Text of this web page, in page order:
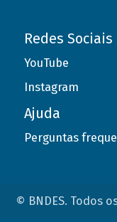
Redes Sociais
YouTube
Instagram
Ajuda
Perguntas
© BNDES. Todos